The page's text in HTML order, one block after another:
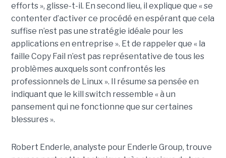
efforts », glisse-t-il. En second lieu, il explique que « se
contenter d’activer ce procédé en espérant que cela
suffise n’est pas une stratégie idéale pour les
applications en entreprise ». Et de rappeler que « la
faille Copy Fail n’est pas représentative de tous les
problèmes auxquels sont confrontés les
professionnels de Linux ». Il résume sa pensée en
indiquant que le kill switch ressemble « à un
pansement qui ne fonctionne que sur certaines
blessures ».
Robert Enderle, analyste pour Enderle Group, trouve